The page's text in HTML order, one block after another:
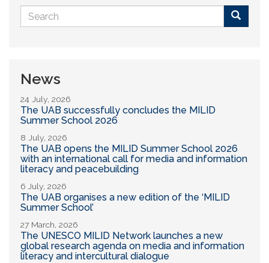
Search
form
News
24 July, 2026
The UAB successfully concludes the MILID
Summer School 2026
8 July, 2026
The UAB opens the MILID Summer School 2026
with an international call for media and information
literacy and peacebuilding
6 July, 2026
The UAB organises a new edition of the ‘MILID
Summer School’
27 March, 2026
The UNESCO MILID Network launches a new
global research agenda on media and information
literacy and intercultural dialogue